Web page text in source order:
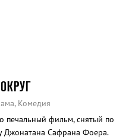
Комедия
печальный фильм, снятый по
Джонатана Сафрана Фоера.